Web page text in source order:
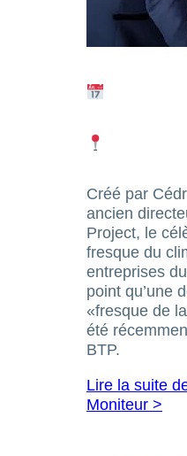
Créé par
ancien
Project, le
fresque du
entreprises
point qu’une
«fresque de
été
BTP.
Lire la suite
Moniteur >